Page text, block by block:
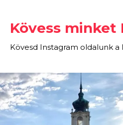
Kövess minket
Kövesd Instagram oldalunk